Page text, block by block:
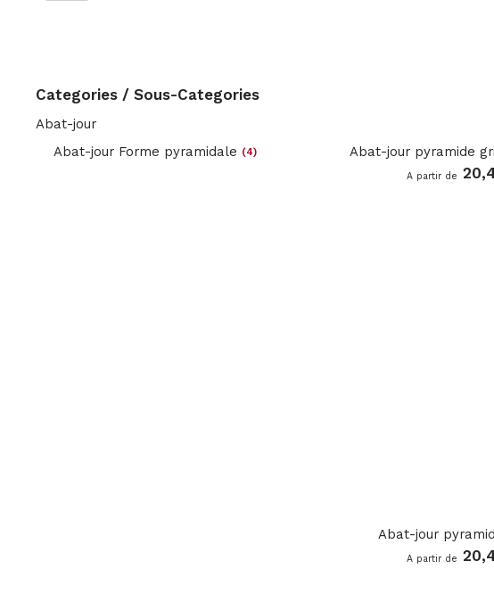
Categories / Sous-Categories
Abat-jour
Abat-jour Forme pyramidale (4) Abat-jour pyramide
A partir de
Abat-jour
A partir de